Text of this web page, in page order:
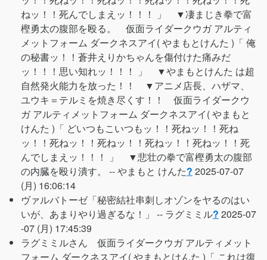
ねッ！！死んでしまえッ！！！ 」 ▼凄まじき拳で富
樫勇太の腹部を殴る。 仮面ライダークウガ アルティ
メットフォーム ダークネスアイ( やまもとけんた )「 俺
の秘書ッ！！蒼井えりかちゃんを傷付けた痛みだ
ッ！！！思い知れッ！！！ 」 ▼やまもとけんた は超
自然発火能力を放った！！ ▼アニメ店長、ハザマ、
ユウキ＝テルミを焼き尽くす！！ 仮面ライダークウ
ガ アルティメットフォーム ダークネスアイ( やまもと
けんた )「 どいつもこいつもッ！！死ねッ！！死ね
ッ！！死ねッ！！死ねッ！！死ねッ！！死ねッ！！死
んでしまえッ！！！ 」 ▼悲壮の拳で富樫勇太の腹部
の内臓を殴り潰す。 --やまもと けんた? 2025-07-07
(月) 16:06:14
ヴァルバトーゼ「秘密結社串刺しオゾンをヤるのはい
いが、あまりやり過ぎるな！」 -- ラグミミル? 2025-07
-07 (月) 17:45:39
ラグミミルさん 仮面ライダークウガ アルティメット
フォーム ダークネスアイ( やまもとけんた )「 これは復